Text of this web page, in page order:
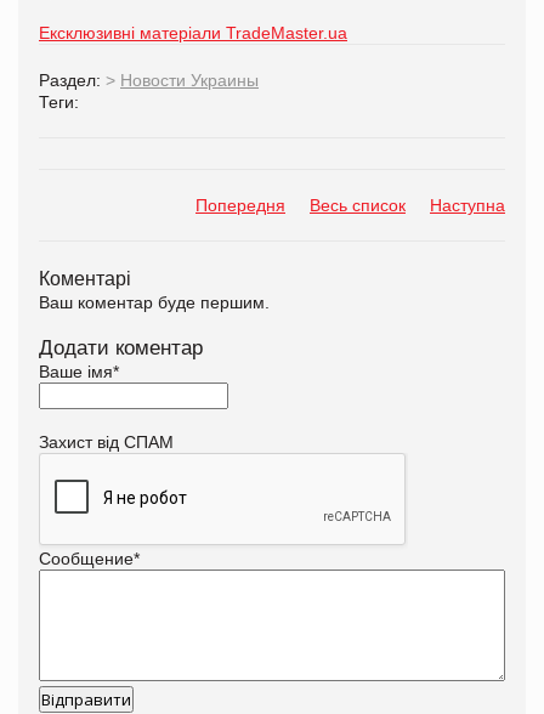
Ексклюзивні матеріали TradeMaster.ua
Раздел: > Новости Украины
Теги:
Попередня Весь список Наступна
Коментарі
Ваш коментар буде першим.
Додати коментар
Ваше імя*
Захист від СПАМ
Сообщение*